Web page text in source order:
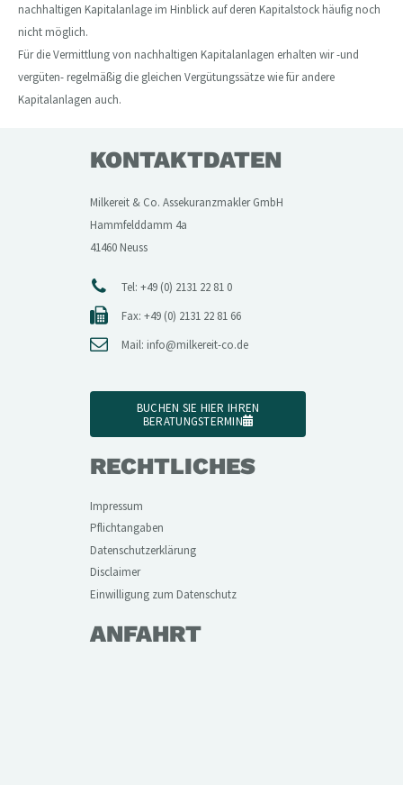
nachhaltigen Kapitalanlage im Hinblick auf deren Kapitalstock häufig noch
nicht möglich.
Für die Vermittlung von nachhaltigen Kapitalanlagen erhalten wir -und
vergüten- regelmäßig die gleichen Vergütungssätze wie für andere
Kapitalanlagen auch.
KONTAKTDATEN
Milkereit & Co. Assekuranzmakler GmbH
Hammfelddamm 4a
41460 Neuss
Tel: +49 (0) 2131 22 81 0
Fax: +49 (0) 2131 22 81 66
Mail: info@milkereit-co.de
BUCHEN SIE HIER IHREN
BERATUNGSTERMIN
RECHTLICHES
Impressum
Pflichtangaben
Datenschutzerklärung
Disclaimer
Einwilligung zum Datenschutz
ANFAHRT